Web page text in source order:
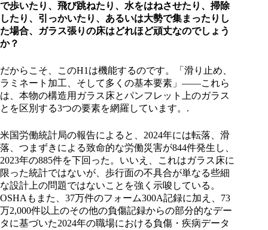
で歩いたり、飛び跳ねたり、水をはねさせたり、掃除
したり、引っかいたり、あるいは大勢で集まったりし
た場合、ガラス張りの床はどれほど頑丈なのでしょう
か？
だからこそ、このH1は機能するのです。「滑り止め、
ラミネート加工、そして多くの基本要素」――これら
は、本物の構造用ガラス床とパンフレット上のガラス
とを区別する3つの要素を網羅しています。.
米国労働統計局の報告によると、2024年には転落、滑
落、つまずきによる致命的な労働災害が844件発生し、
2023年の885件を下回った。いいえ、これはガラス床に
限った統計ではないが、歩行面の不具合が単なる些細
な設計上の問題ではないことを強く示唆している。
OSHAもまた、37万件のフォーム300A記録に加え、73
万2,000件以上のその他の負傷記録からの部分的なデー
タに基づいた2024年の職場における負傷・疾病データ